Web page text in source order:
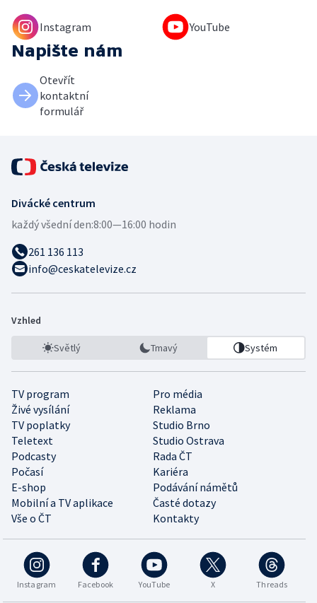
Instagram YouTube
Napište nám
Otevřít
kontaktní
formulář
Divácké centrum
každý všední den:8:00—16:00 hodin
261 136 113
info@ceskatelevize.cz
Vzhled
Světlý Tmavý Systém
TV program
Pro média
Živé vysílání
Reklama
TV poplatky
Studio Brno
Teletext
Studio Ostrava
Podcasty
Rada ČT
Počasí
Kariéra
E-shop
Podávání námětů
Mobilní a TV aplikace
Časté dotazy
Vše o ČT
Kontakty
Instagram Facebook YouTube X Threads